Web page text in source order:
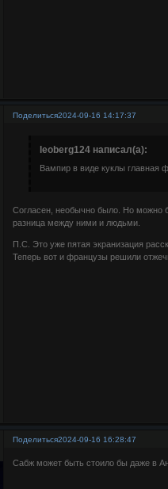
Поделиться2024-09-16 14:17:37
leoberg124 написал(а):
Вампир в виде куклы главная
Согласен, необычно было. Но можно
разница между ними и людьми.
П.С. Это уже пятая экранизация
Теперь вот и французы решили
Поделиться2024-09-16 16:28:47
Сабж может быть стоило бы даже в